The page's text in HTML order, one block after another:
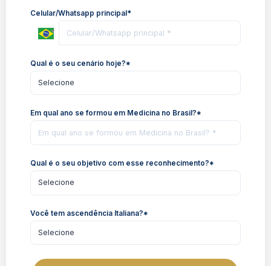
Celular/Whatsapp principal*
Qual é o seu cenário hoje?*
Em qual ano se formou em Medicina no Brasil?*
Qual é o seu objetivo com esse reconhecimento?*
Você tem ascendência Italiana?*